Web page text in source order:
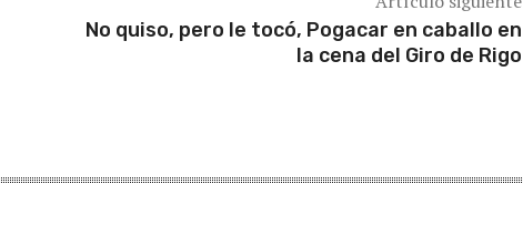
No quiso, pero le tocó, Pogacar en caballo en
la cena del Giro de Rigo